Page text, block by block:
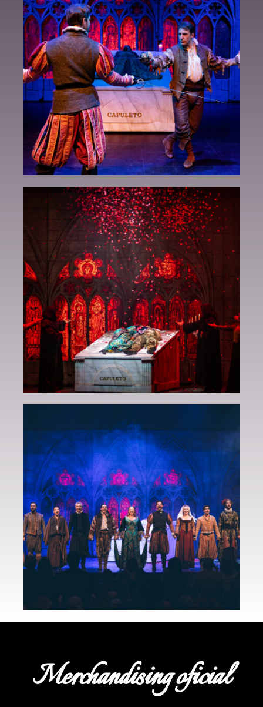
Merchandising oficial